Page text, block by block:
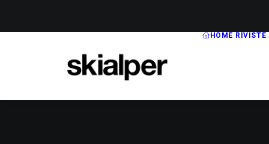
HOME RIVISTE